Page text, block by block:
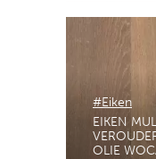
#Eiken
EIKEN
OLIE